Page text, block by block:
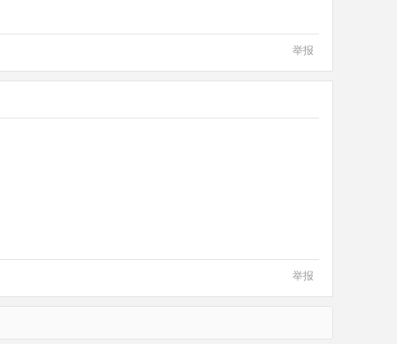
举报
举报